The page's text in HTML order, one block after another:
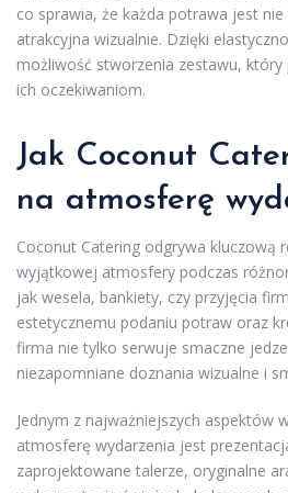
co sprawia, że każda potrawa jest
atrakcyjna wizualnie. Dzięki
możliwość stworzenia zestawu,
ich oczekiwaniom.
Jak Coconut
na atmosferę
Coconut Catering odgrywa kluczową
wyjątkowej atmosfery podczas
jak wesela, bankiety, czy przyjęcia
estetycznemu podaniu potraw oraz
firma nie tylko serwuje smaczne
niezapomniane doznania wizualne i
Jednym z najważniejszych aspektów
atmosferę wydarzenia jest
zaprojektowane talerze, oryginalne